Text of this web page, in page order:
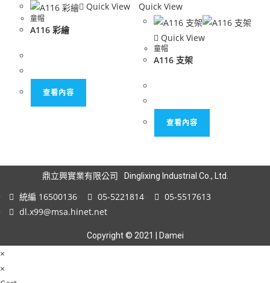
Quick View
童帽
A116 彩繪
查看內容
Quick View
Quick View
童帽
A116 支架
查看內容
鼎立興實業有限公司 Dinglixing Industrial Co., Ltd.
統編 16500136 05-5221814
05-5517613
dl.x99@msa.hinet.net
Copyright © 2021 | Damei
×
×